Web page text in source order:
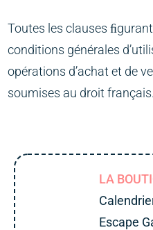
Toutes les clauses
conditions générales
opérations d’achat et de
soumises au droit français.
LA
Escape